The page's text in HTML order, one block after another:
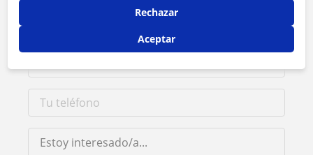
Rechazar
Aceptar